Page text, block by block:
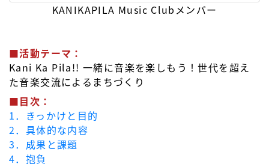
KANIKAPILA Music Clubメンバー
■活動テーマ：
Kani Ka Pila!! 一緒に音楽を楽しもう！世代を超え
た音楽交流によるまちづくり
■目次：
1．きっかけと目的
2．具体的な内容
3．成果と課題
4．抱負